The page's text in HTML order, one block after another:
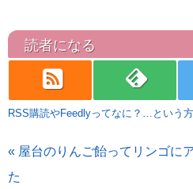
読者になる
rss feedly
RSS購読やFeedlyってなに？…という
« 屋台のりんご飴ってリンゴに
た